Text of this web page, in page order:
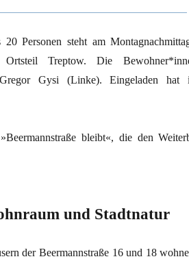
Personen steht am
Treptow. Die
Gregor Gysi (Linke). Eingeladen
bleibt«, die den
und Stadtnatur
der Beermannstraße 16 und 18